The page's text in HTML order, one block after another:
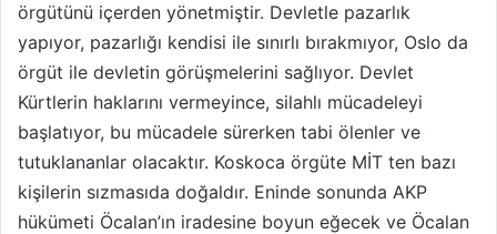
örgütünü içerden yönetmiştir. Devletle pazarlık
yapıyor, pazarlığı kendisi ile sınırlı bırakmıyor, Oslo da
örgüt ile devletin görüşmelerini sağlıyor. Devlet
Kürtlerin haklarını vermeyince, silahlı mücadeleyi
başlatıyor, bu mücadele sürerken tabi ölenler ve
tutuklananlar olacaktır. Koskoca örgüte MİT ten bazı
kişilerin sızmasıda doğaldır. Eninde sonunda AKP
hükümeti Öcalan’ın iradesine boyun eğecek ve Öcalan